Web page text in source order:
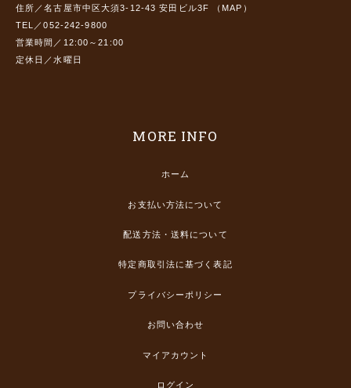
住所／名古屋市中区大須3-12-43 安田ビル3F （ MAP ）
TEL／052-242-9800
営業時間／12:00～21:00
定休日／水曜日
MORE INFO
ホーム
お支払い方法について
配送方法・送料について
特定商取引法に基づく表記
プライバシーポリシー
お問い合わせ
マイアカウント
ログイン